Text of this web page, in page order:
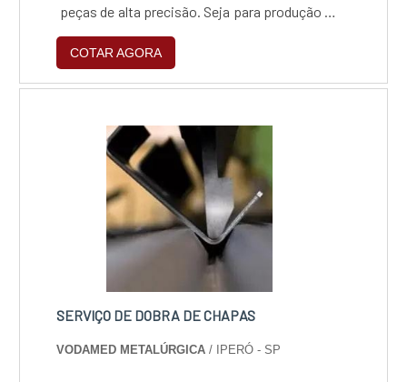
peças de alta precisão. Seja para produção em
série ou projetos personalizados, entregamos
confiabilidade e acabamento premium,
garantindo que sua indústria opere com o que
metais.
COTAR AGORA
SERVIÇO DE DOBRA DE CHAPAS
VODAMED METALÚRGICA / IPERÓ - SP